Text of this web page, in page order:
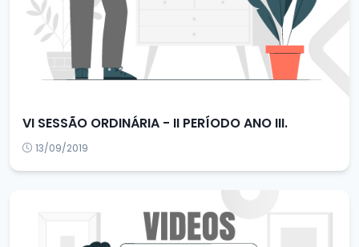
VI SESSÃO ORDINÁRIA - II PERÍODO ANO III.
13/09/2019